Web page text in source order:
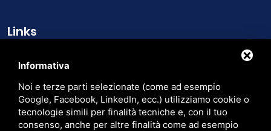
Links
Chi siamo
Contatti
Trasparenza
Informativa
Noi e terze parti selezionate (come ad esempio
Google, Facebook, LinkedIn, ecc.) utilizziamo cookie o
tecnologie simili per finalità tecniche e, con il tuo
consenso, anche per altre finalità come ad esempio